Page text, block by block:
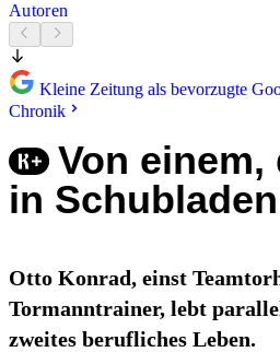
Autoren
Kleine Zeitung als bevorzugte
Chronik
Von
in
Otto Konrad, einst
Tormanntrainer, lebt
zweites berufliches Leben.